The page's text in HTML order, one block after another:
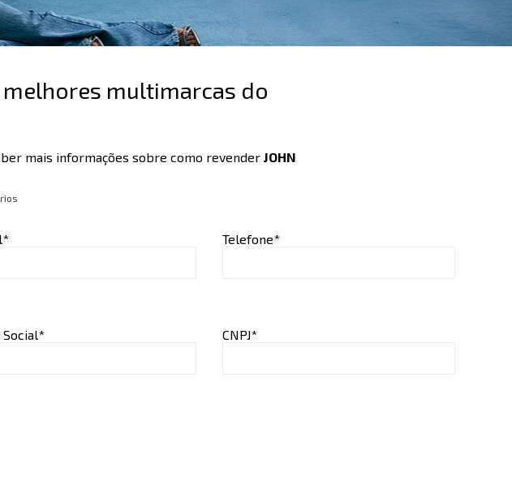
multimarcas do
mais informações sobre como revender JOHN
Telefone*
Social* CNPJ*